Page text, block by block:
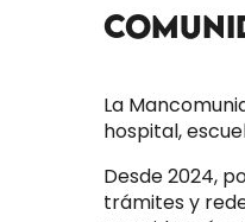
La
hospital,
Desde 2024,
trámites y